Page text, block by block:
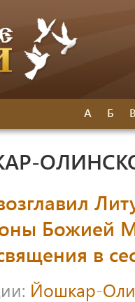
А Б
Божией
в
Йошкар-